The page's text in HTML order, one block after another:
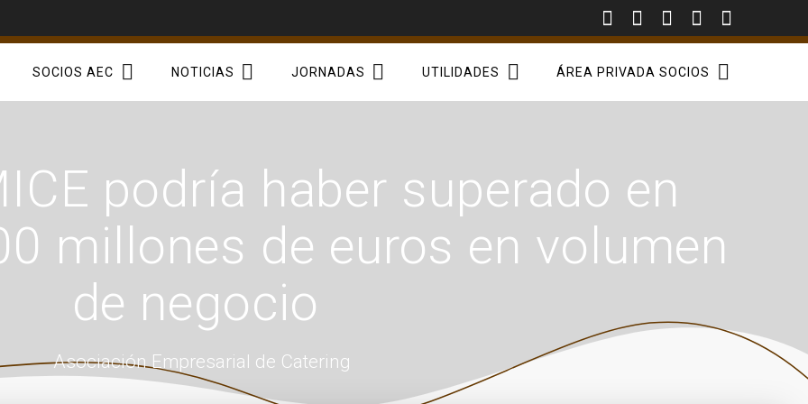
SOCIOS AEC NOTICIAS JORNADAS UTILIDADES ÁREA PRIVADA SOCIOS
podría haber superado en
millones de euros en volumen
de negocio
Asociación Empresarial de Catering